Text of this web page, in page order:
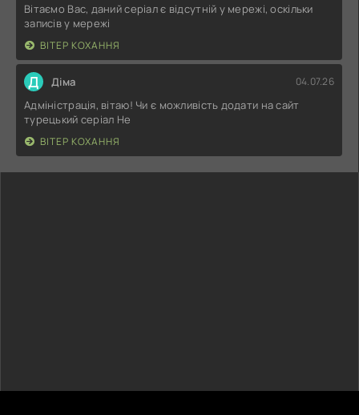
Вітаємо Вас, даний серіал є відсутній у мережі, оскільки
записів у мережі
ВІТЕР КОХАННЯ
Д Діма 04.07.26
Адміністрація, вітаю! Чи є можливість додати на сайт
турецький серіал Не
ВІТЕР КОХАННЯ